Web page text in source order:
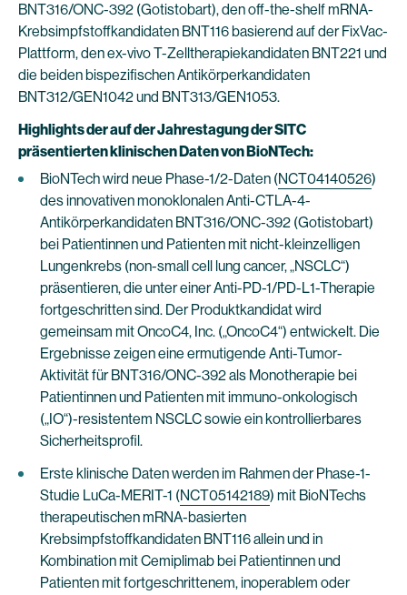
BNT316/ONC-392 (Gotistobart), den off-the-shelf mRNA-
Krebsimpfstoffkandidaten BNT116 basierend auf der FixVac-
Plattform, den ex-vivo T-Zelltherapiekandidaten BNT221 und
die beiden bispezifischen Antikörperkandidaten
BNT312/GEN1042 und BNT313/GEN1053.
Highlights der auf der Jahrestagung der SITC
präsentierten klinischen Daten von BioNTech:
BioNTech wird neue Phase-1/2-Daten (NCT04140526)
des innovativen monoklonalen Anti-CTLA-4-
Antikörperkandidaten BNT316/ONC-392 (Gotistobart)
bei Patientinnen und Patienten mit nicht-kleinzelligen
Lungenkrebs (non-small cell lung cancer, „NSCLC“)
präsentieren, die unter einer Anti-PD-1/PD-L1-Therapie
fortgeschritten sind. Der Produktkandidat wird
gemeinsam mit OncoC4, Inc. („OncoC4“) entwickelt. Die
Ergebnisse zeigen eine ermutigende Anti-Tumor-
Aktivität für BNT316/ONC-392 als Monotherapie bei
Patientinnen und Patienten mit immuno-onkologisch
(„IO“)-resistentem NSCLC sowie ein kontrollierbares
Sicherheitsprofil.
Erste klinische Daten werden im Rahmen der Phase-1-
Studie LuCa-MERIT-1 (NCT05142189) mit BioNTechs
therapeutischen mRNA-basierten
Krebsimpfstoffkandidaten BNT116 allein und in
Kombination mit Cemiplimab bei Patientinnen und
Patienten mit fortgeschrittenem, inoperablem oder